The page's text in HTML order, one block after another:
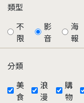
類型
不
限
影
音
海
報
分類
美
食
浪
漫
購
物